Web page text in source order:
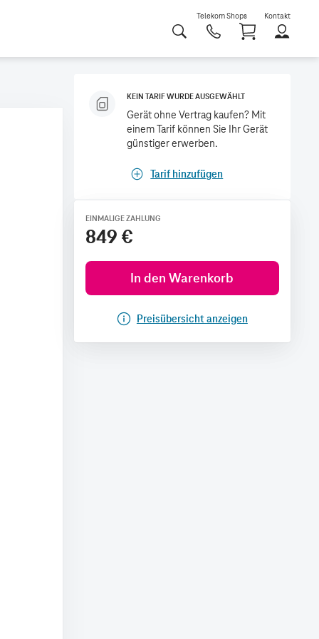
Telekom Shops Kontakt
KEIN TARIF WURDE AUSGEWÄHLT
Gerät ohne Vertrag kaufen? Mit
einem Tarif können Sie Ihr Gerät
günstiger erwerben.
Tarif hinzufügen
EINMALIGE ZAHLUNG
849 €
In den Warenkorb
Preisübersicht anzeigen